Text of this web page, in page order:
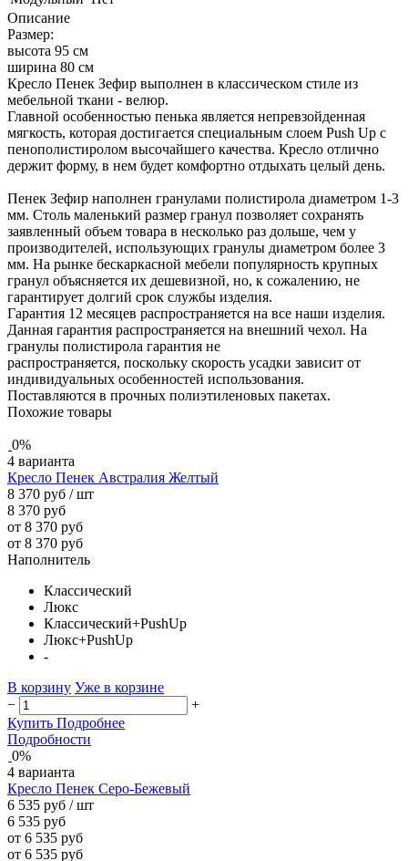
Описание
Размер:
высота 95 см
ширина 80 см
Кресло Пенек Зефир выполнен в классическом стиле из
мебельной ткани - велюр.
Главной особенностью пенька является непревзойденная
мягкость, которая достигается специальным слоем Push Up с
пенополистиролом высочайшего качества. Кресло отлично
держит форму, в нем будет комфортно отдыхать целый день.
Пенек Зефир наполнен гранулами полистирола диаметром 1-3
мм. Столь маленький размер гранул позволяет сохранять
заявленный объем товара в несколько раз дольше, чем у
производителей, использующих гранулы диаметром более 3
мм. На рынке бескаркасной мебели популярность крупных
гранул объясняется их дешевизной, но, к сожалению, не
гарантирует долгий срок службы изделия.
Гарантия 12 месяцев распространяется на все наши изделия.
Данная гарантия распространяется на внешний чехол. На
гранулы полистирола гарантия не
распространяется, поскольку скорость усадки зависит от
индивидуальных особенностей использования.
Поставляются в прочных полиэтиленовых пакетах.
Похожие товары
0%
4 варианта
Кресло Пенек Австралия Желтый
8 370 руб / шт
8 370 руб
от 8 370 руб
от 8 370 руб
Наполнитель
Классический
Люкс
Классический+PushUp
Люкс+PushUp
-
В корзину Уже в корзине
−
+
Купить Подробнее
Подробности
0%
4 варианта
Кресло Пенек Серо-Бежевый
6 535 руб / шт
6 535 руб
от 6 535 руб
от 6 535 руб